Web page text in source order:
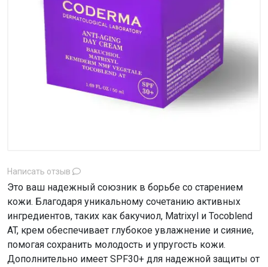
Написать отзыв
Это ваш надежный союзник в борьбе со старением
кожи. Благодаря уникальному сочетанию активных
ингредиентов, таких как бакучиол, Matrixyl и Tocoblend
AT, крем обеспечивает глубокое увлажнение и сияние,
помогая сохранить молодость и упругость кожи.
Дополнительно имеет SPF30+ для надежной защиты от